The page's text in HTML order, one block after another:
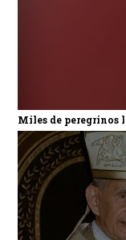
Miles de peregrinos